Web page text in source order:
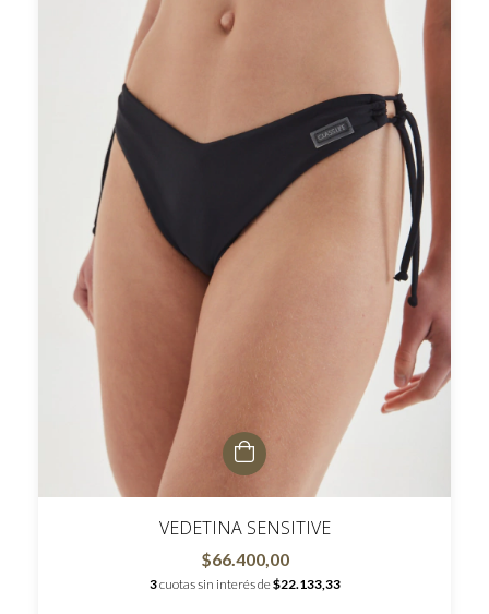
VEDETINA SENSITIVE
$66.400,00
3cuotas sin interés de$22.133,33